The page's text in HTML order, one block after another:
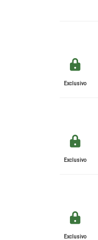
Exclusivo
Exclusivo
Exclusivo